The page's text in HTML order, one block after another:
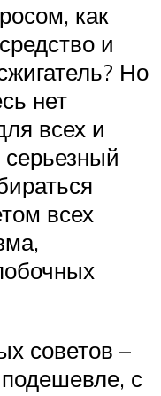
как
и
Но
нет
всех и
всех
советов –
с